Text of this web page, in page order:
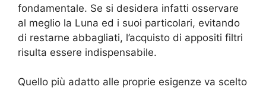
fondamentale. Se si desidera infatti osservare
al meglio la Luna ed i suoi particolari, evitando
di restarne abbagliati, l’acquisto di appositi filtri
risulta essere indispensabile.
Quello più adatto alle proprie esigenze va scelto